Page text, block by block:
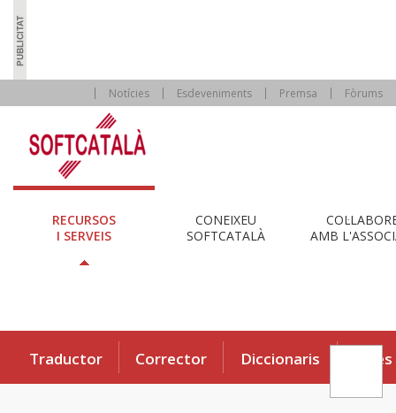
Notícies Esdeveniments Premsa Fòrums
RECURSOS
I SERVEIS
CONEIXEU
SOFTCATALÀ
AMB
Traductor Corrector Diccionaris Eines